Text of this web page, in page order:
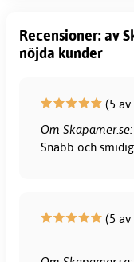
Recensioner: av
nöjda kunder
(5 av
Om Skapamer.se:
Snabb och
(5 av